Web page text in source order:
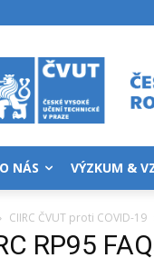
O NÁS VÝZKUM &
CIIRC ČVUT proti COVID-19
RP95